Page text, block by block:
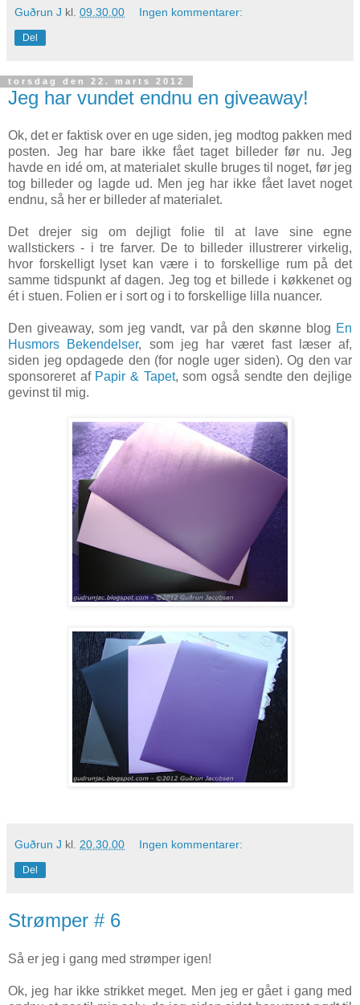
Guðrun J kl. 09.30.00 Ingen kommentarer:
Del
torsdag den 22. marts 2012
Jeg har vundet endnu en giveaway!
Ok, det er faktisk over en uge siden, jeg modtog pakken med
posten. Jeg har bare ikke fået taget billeder før nu. Jeg
havde en idé om, at materialet skulle bruges til noget, før jeg
tog billeder og lagde ud. Men jeg har ikke fået lavet noget
endnu, så her er billeder af materialet.
Det drejer sig om dejligt folie til at lave sine egne
wallstickers - i tre farver. De to billeder illustrerer virkelig,
hvor forskelligt lyset kan være i to forskellige rum på det
samme tidspunkt af dagen. Jeg tog et billede i køkkenet og
ét i stuen. Folien er i sort og i to forskellige lilla nuancer.
Den giveaway, som jeg vandt, var på den skønne blog En
Husmors Bekendelser, som jeg har været fast læser af,
siden jeg opdagede den (for nogle uger siden). Og den var
sponsoreret af Papir & Tapet, som også sendte den dejlige
gevinst til mig.
Guðrun J kl. 20.30.00 Ingen kommentarer:
Del
Strømper # 6
Så er jeg i gang med strømper igen!
Ok, jeg har ikke strikket meget. Men jeg er gået i gang med